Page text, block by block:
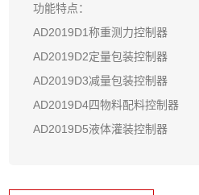
功能特点：
AD2019D1称重测力控制器
AD2019D2定量包装控制器
AD2019D3减量包装控制器
AD2019D4四物料配料控制器
AD2019D5液体灌装控制器